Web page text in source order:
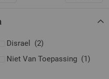
Disrael 2produkte
Niet Van Toepassing
1produkt